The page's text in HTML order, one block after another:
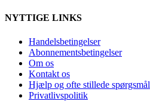
NYTTIGE LINKS
Handelsbetingelser
Abonnementsbetingelser
Om os
Kontakt os
Hjælp og ofte stillede spørgsmål
Privatlivspolitik